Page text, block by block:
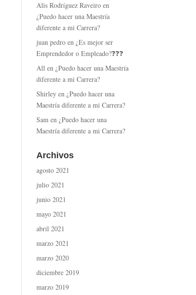
Alis Rodríguez Raveiro en
¿Puedo hacer una Maestría
diferente a mi Carrera?
juan pedro en¿Es mejor ser
Emprendedor o Empleado?❓❓❓
All en¿Puedo hacer una Maestría
diferente a mi Carrera?
Shirley en¿Puedo hacer una
Maestría diferente a mi Carrera?
Sam en¿Puedo hacer una
Maestría diferente a mi Carrera?
Archivos
agosto 2021
julio 2021
junio 2021
mayo 2021
abril 2021
marzo 2021
marzo 2020
diciembre 2019
marzo 2019